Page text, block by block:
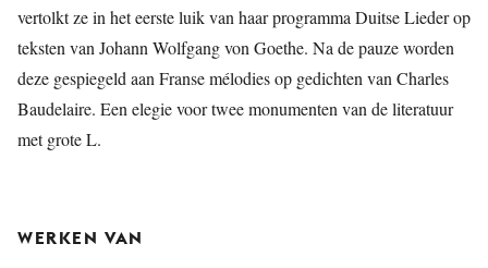
vertolkt ze in het eerste luik van haar programma Duitse Lieder op
teksten van Johann Wolfgang von Goethe. Na de pauze worden
deze gespiegeld aan Franse mélodies op gedichten van Charles
Baudelaire. Een elegie voor twee monumenten van de literatuur
met grote L.
WERKEN VAN